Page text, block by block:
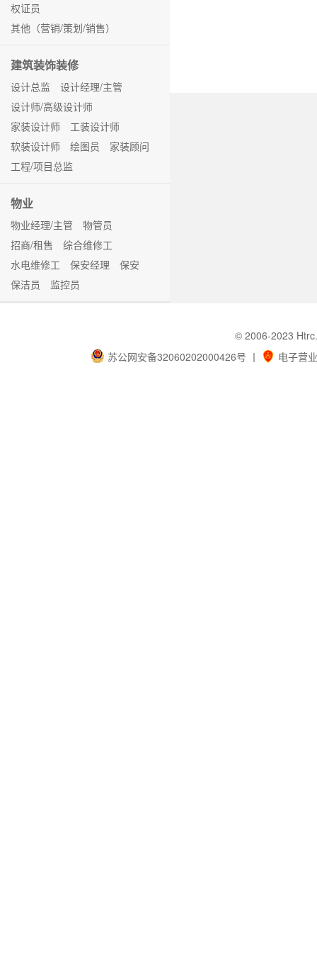
权证员
其他（营销/策划/销售）
建筑装饰装修
设计总监
设计经理/主管
设计师/高级设计师
家装设计师
工装设计师
软装设计师
绘图员
家装顾问
工程/项目总监
物业
物业经理/主管
物管员
招商/租售
综合维修工
水电维修工
保安经理
保安
保洁员
监控员
© 2006-2023
苏公网安备32060202000426号 丨 电子营